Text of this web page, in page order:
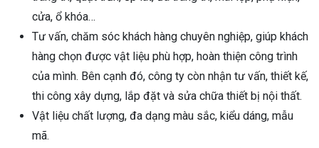
cửa, ổ khóa…
Tư vấn, chăm sóc khách hàng chuyên nghiệp, giúp khách
hàng chọn được vật liệu phù hợp, hoàn thiện công trình
của mình. Bên cạnh đó, công ty còn nhận tư vấn, thiết kế,
thi công xây dựng, lắp đặt và sửa chữa thiết bị nội thất.
Vật liệu chất lượng, đa dạng màu sắc, kiểu dáng, mẫu
mã.